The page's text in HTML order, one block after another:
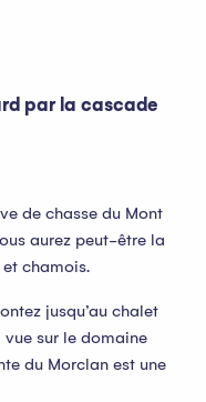
par la cascade
de chasse du Mont
aurez peut-être la
et chamois.
jusqu’au chalet
vue sur le domaine
du Morclan est une